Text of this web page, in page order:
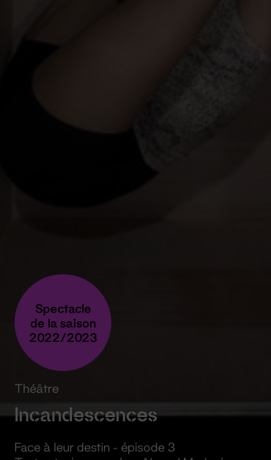
Spectacle
de la saison
2022/2023
Théâtre
Incandescences
Face à leur destin - épisode 3